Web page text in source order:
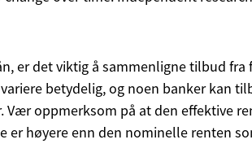
er det viktig å sammenligne tilbud
betydelig, og noen banker kan
Vær oppmerksom på at den effektive
er høyere enn den nominelle renten